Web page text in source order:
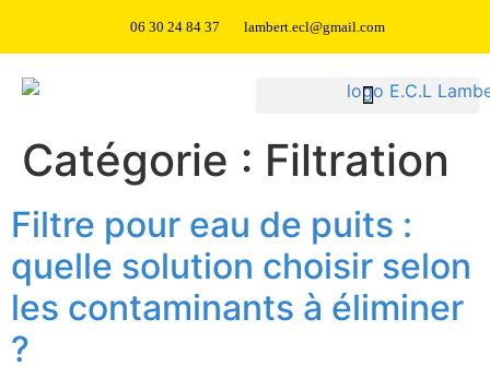
06 30 24 84 37 lambert.ecl@gmail.com
Catégorie : Filtration
Filtre pour eau de puits :
quelle solution choisir selon
les contaminants à éliminer
?